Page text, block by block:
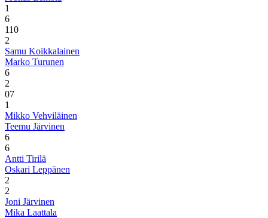
1
6
110
2
Samu Koikkalainen
Marko Turunen
6
2
07
1
Mikko Vehviläinen
Teemu Järvinen
6
6
Antti Tirilä
Oskari Leppänen
2
2
Joni Järvinen
Mika Laattala